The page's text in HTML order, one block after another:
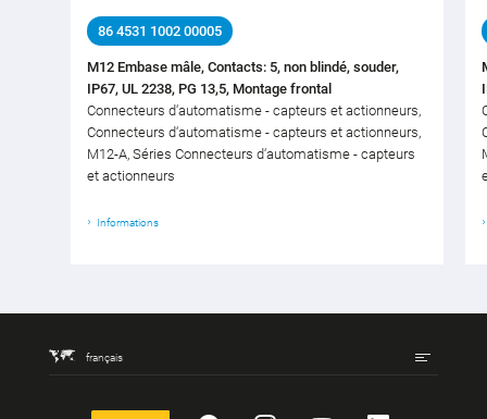
86 4531 1002 00005
M12 Embase mâle, Contacts: 5, non blindé, souder,
IP67, UL 2238, PG 13,5, Montage frontal
Connecteurs d‘automatisme - capteurs et actionneurs,
Connecteurs d‘automatisme - capteurs et actionneurs,
M12-A, Séries Connecteurs d‘automatisme - capteurs
et actionneurs
Informations
français